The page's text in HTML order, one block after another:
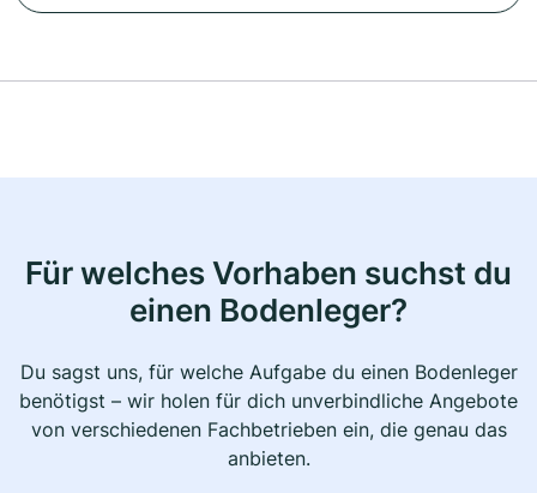
Für welches Vorhaben suchst du
einen Bodenleger?
Du sagst uns, für welche Aufgabe du einen Bodenleger
benötigst – wir holen für dich unverbindliche Angebote
von verschiedenen Fachbetrieben ein, die genau das
anbieten.